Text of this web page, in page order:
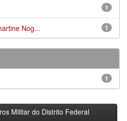
1
1
Nog...
1
Militar do Distrito Federal